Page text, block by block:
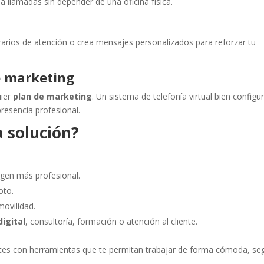
de atención o crea mensajes personalizados para reforzar tu
marketing
plan de marketing. Un sistema de telefonía virtual bien
profesional.
solución?
más profesional.
, consultoría, formación o atención al cliente.
con herramientas que te permitan trabajar de forma cómoda,